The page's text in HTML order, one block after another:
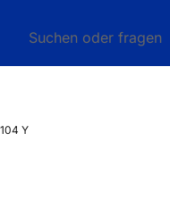
Suchen oder fragen
Y